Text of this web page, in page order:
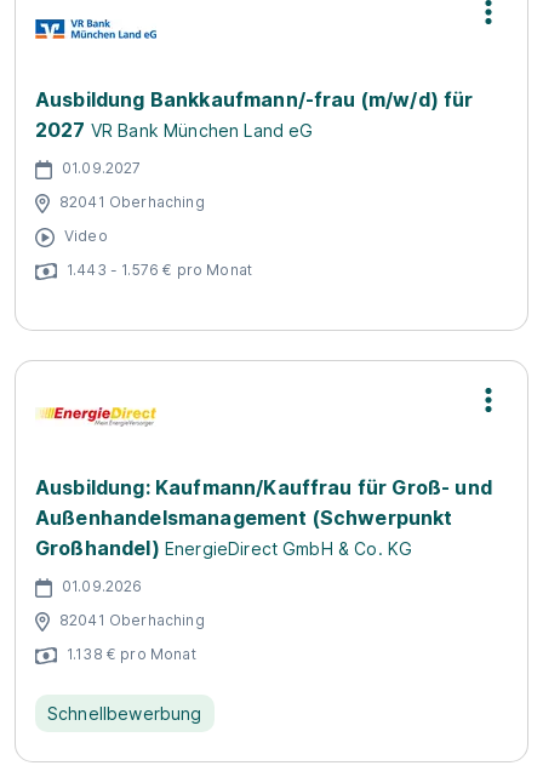
Ausbildung Bankkaufmann/-frau (m/w/d) für
2027 VR Bank München Land eG
01.09.2027
82041 Oberhaching
Video
1.443 - 1.576 € pro Monat
Ausbildung: Kaufmann/Kauffrau für Groß- und
Außenhandelsmanagement (Schwerpunkt
Großhandel) EnergieDirect GmbH & Co. KG
01.09.2026
82041 Oberhaching
1.138 € pro Monat
Schnellbewerbung